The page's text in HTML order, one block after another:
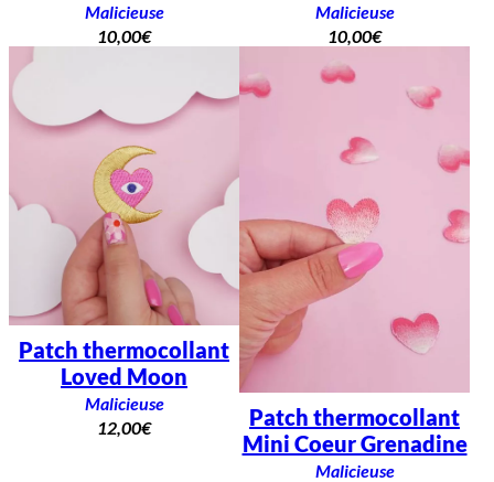
Malicieuse
10,00€
Malicieuse
10,00€
Patch thermocollant
Loved Moon
Malicieuse
12,00€
Patch thermocollant
Mini Coeur Grenadine
Malicieuse